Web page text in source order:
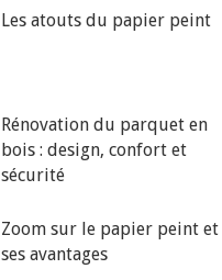
Les atouts du papier peint
Rénovation du parquet en
bois : design, confort et
sécurité
Zoom sur le papier peint et
ses avantages